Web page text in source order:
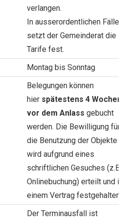
verlangen.
In ausserordentlichen Fällen
setzt der Gemeinderat die
Tarife fest.
Montag bis Sonntag
Belegungen können
hier spätestens 4 Wochen
vor dem Anlass gebucht
werden. Die Bewilligung für
die Benutzung der Objekte
wird aufgrund eines
schriftlichen Gesuches (z.B.
Onlinebuchung) erteilt und in
einem Vertrag festgehalten.
Der Terminausfall ist